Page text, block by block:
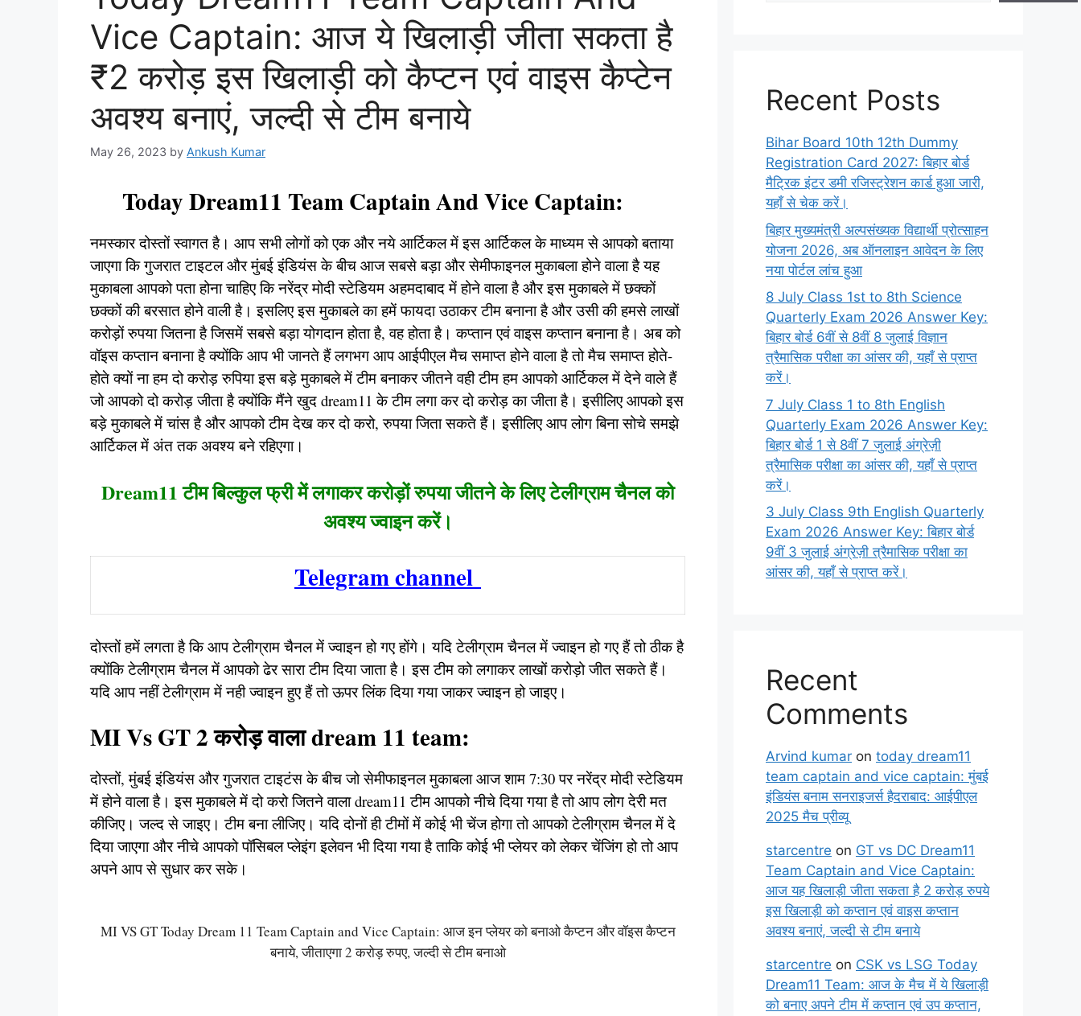
Vice Captain: आज ये खिलाड़ी जीता सकता है
₹2 करोड़ इस खिलाड़ी को कैप्टन एवं वाइस कैप्टेन
अवश्य बनाएं, जल्दी से टीम बनाये
May 26, 2023 by Ankush Kumar
Today Dream11 Team Captain And Vice Captain:
नमस्कार दोस्तों स्वागत है। आप सभी लोगों को एक और नये आर्टिकल में इस आर्टिकल के माध्यम से आपको बताया
जाएगा कि गुजरात टाइटल और मुंबई इंडियंस के बीच आज सबसे बड़ा और सेमीफाइनल मुकाबला होने वाला है यह
मुकाबला आपको पता होना चाहिए कि नरेंद्र मोदी स्टेडियम अहमदाबाद में होने वाला है और इस मुकाबले में छक्कों
छक्कों की बरसात होने वाली है। इसलिए इस मुकाबले का हमें फायदा उठाकर टीम बनाना है और उसी की हमसे लाखों
करोड़ों रुपया जितना है जिसमें सबसे बड़ा योगदान होता है, वह होता है। कप्तान एवं वाइस कप्तान बनाना है। अब को
वॉइस कप्तान बनाना है क्योंकि आप भी जानते हैं लगभग आप आईपीएल मैच समाप्त होने वाला है तो मैच समाप्त होते-
होते क्यों ना हम दो करोड़ रुपिया इस बड़े मुकाबले में टीम बनाकर जीतने वही टीम हम आपको आर्टिकल में देने वाले हैं
जो आपको दो करोड़ जीता है क्योंकि मैंने खुद dream11 के टीम लगा कर दो करोड़ का जीता है। इसीलिए आपको इस
बड़े मुकाबले में चांस है और आपको टीम देख कर दो करो, रुपया जिता सकते हैं। इसीलिए आप लोग बिना सोचे समझे
आर्टिकल में अंत तक अवश्य बने रहिएगा।
Dream11 टीम बिल्कुल फ्री में लगाकर करोड़ों रुपया जीतने के लिए टेलीग्राम चैनल को
अवश्य ज्वाइन करें।
Telegram channel
दोस्तों हमें लगता है कि आप टेलीग्राम चैनल में ज्वाइन हो गए होंगे। यदि टेलीग्राम चैनल में ज्वाइन हो गए हैं तो ठीक है
क्योंकि टेलीग्राम चैनल में आपको ढेर सारा टीम दिया जाता है। इस टीम को लगाकर लाखों करोड़ो जीत सकते हैं।
यदि आप नहीं टेलीग्राम में नही ज्वाइन हुए हैं तो ऊपर लिंक दिया गया जाकर ज्वाइन हो जाइए।
MI Vs GT 2 करोड़ वाला dream 11 team:
दोस्तों, मुंबई इंडियंस और गुजरात टाइटंस के बीच जो सेमीफाइनल मुकाबला आज शाम 7:30 पर नरेंद्र मोदी स्टेडियम
में होने वाला है। इस मुकाबले में दो करो जितने वाला dream11 टीम आपको नीचे दिया गया है तो आप लोग देरी मत
कीजिए। जल्द से जाइए। टीम बना लीजिए। यदि दोनों ही टीमों में कोई भी चेंज होगा तो आपको टेलीग्राम चैनल में दे
दिया जाएगा और नीचे आपको पॉसिबल प्लेइंग इलेवन भी दिया गया है ताकि कोई भी प्लेयर को लेकर चेंजिंग हो तो आप
अपने आप से सुधार कर सके।
MI VS GT Today Dream 11 Team Captain and Vice Captain: आज इन प्लेयर को बनाओ कैप्टन और वॉइस कैप्टन
बनाये, जीताएगा 2 करोड़ रुपए, जल्दी से टीम बनाओ
Recent Posts
Bihar Board 10th 12th Dummy
Registration Card 2027: बिहार बोर्ड
मैट्रिक इंटर डमी रजिस्ट्रेशन कार्ड हुआ जारी,
यहाँ से चेक करें।
बिहार मुख्यमंत्री अल्पसंख्यक विद्यार्थी प्रोत्साहन
योजना 2026, अब ऑनलाइन आवेदन के लिए
नया पोर्टल लांच हुआ
8 July Class 1st to 8th Science
Quarterly Exam 2026 Answer Key:
बिहार बोर्ड 6वीं से 8वीं 8 जुलाई विज्ञान
त्रैमासिक परीक्षा का आंसर की, यहाँ से प्राप्त
करें।
7 July Class 1 to 8th English
Quarterly Exam 2026 Answer Key:
बिहार बोर्ड 1 से 8वीं 7 जुलाई अंग्रेज़ी
त्रैमासिक परीक्षा का आंसर की, यहाँ से प्राप्त
करें।
3 July Class 9th English Quarterly
Exam 2026 Answer Key: बिहार बोर्ड
9वीं 3 जुलाई अंग्रेज़ी त्रैमासिक परीक्षा का
आंसर की, यहाँ से प्राप्त करें।
Recent
Comments
Arvind kumar on today dream11
team captain and vice captain: मुंबई
इंडियंस बनाम सनराइजर्स हैदराबाद: आईपीएल
2025 मैच प्रीव्यू
starcentre on GT vs DC Dream11
Team Captain and Vice Captain:
आज यह खिलाड़ी जीता सकता है 2 करोड़ रुपये
इस खिलाड़ी को कप्तान एवं वाइस कप्तान
अवश्य बनाएं, जल्दी से टीम बनाये
starcentre on CSK vs LSG Today
Dream11 Team: आज के मैच में ये खिलाड़ी
को बनाए अपने टीम में कप्तान एवं उप कप्तान,